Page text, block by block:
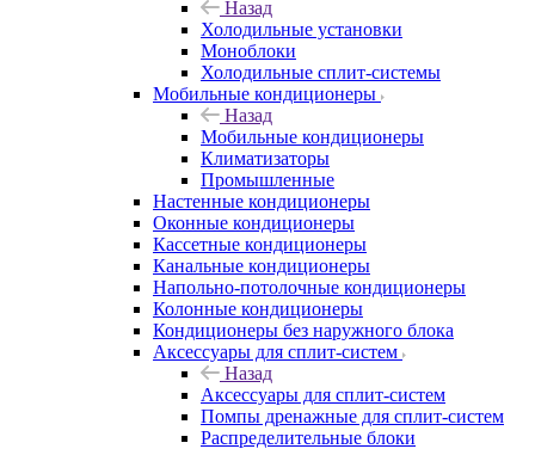
Назад
Холодильные установки
Моноблоки
Холодильные сплит-системы
Мобильные кондиционеры
Назад
Мобильные кондиционеры
Климатизаторы
Промышленные
Настенные кондиционеры
Оконные кондиционеры
Кассетные кондиционеры
Канальные кондиционеры
Напольно-потолочные кондиционеры
Колонные кондиционеры
Кондиционеры без наружного блока
Аксессуары для сплит-систем
Назад
Аксессуары для сплит-систем
Помпы дренажные для сплит-систем
Распределительные блоки